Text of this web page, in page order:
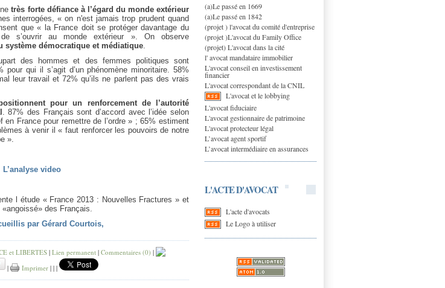
(a)Le passé en 1669
(a)Le passé en 1842
(projet ) l'avocat du comité d'entreprise
(projet )L'avocat du Family Office
(projet) L'avocat dans la cité
l' avocat mandataire immobilier
L'avocat conseil en investissement
financier
L'avocat correspondant de la CNIL
L'avocat et le lobbying
L'avocat fiduciaire
L'avocat gestionnaire de patrimoine
L'avocat protecteur légal
L’avocat agent sportif
L’avocat intermédiaire en assurances
L'ACTE D'AVOCAT
L'acte d'avocats
Le Logo à utiliser
très forte défiance à l’égard du monde extérieur
interrogées, « on n'est jamais trop prudent quand
que « la France doit se protéger davantage du
de s’ouvrir au monde extérieur ». On observe
système démocratique et médiatique.
des hommes et des femmes politiques sont
qui il s’agit d’un phénomène minoritaire. 58%
leur travail et 72% qu’ils ne parlent pas des vrais
pour un renforcement de l’autorité
. 87% des Français sont d’accord avec l’idée selon
en France pour remettre de l’ordre » ; 65% estiment
à venir il « faut renforcer les pouvoirs de notre
».
L’analyse video
l étude « France 2013 : Nouvelles Fractures » et
«angoissé» des Français.
par Gérard Courtois,
et LIBERTES| Lien permanent | Commentaires (0) |
| Imprimer | | |